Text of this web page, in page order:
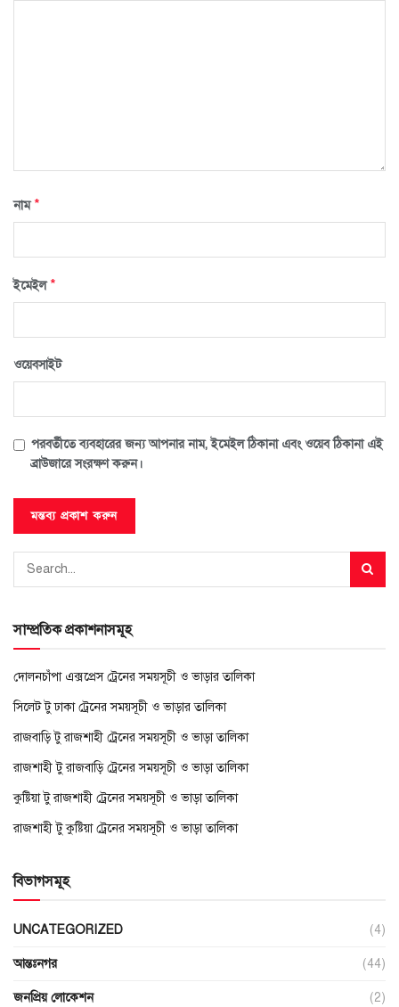
নাম*
ইমেইল*
ওয়েবসাইট
পরবর্তীতে ব্যবহারের জন্য আপনার নাম, ইমেইল ঠিকানা এবং ওয়েব ঠিকানা এই
ব্রাউজারে সংরক্ষণ করুন।
সাম্প্রতিক প্রকাশনাসমূহ
দোলনচাঁপা এক্সপ্রেস ট্রেনের সময়সূচী ও ভাড়ার তালিকা
সিলেট টু ঢাকা ট্রেনের সময়সূচী ও ভাড়ার তালিকা
রাজবাড়ি টু রাজশাহী ট্রেনের সময়সূচী ও ভাড়া তালিকা
রাজশাহী টু রাজবাড়ি ট্রেনের সময়সূচী ও ভাড়া তালিকা
কুষ্টিয়া টু রাজশাহী ট্রেনের সময়সূচী ও ভাড়া তালিকা
রাজশাহী টু কুষ্টিয়া ট্রেনের সময়সূচী ও ভাড়া তালিকা
বিভাগসমূহ
UNCATEGORIZED (4)
আন্তঃনগর (44)
জনপ্রিয় লোকেশন (2)